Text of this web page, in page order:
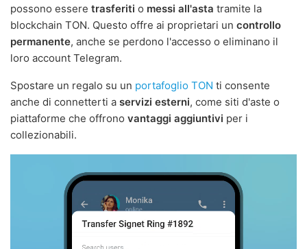
possono essere trasferiti o messi all'asta tramite la
blockchain TON. Questo offre ai proprietari un controllo
permanente, anche se perdono l'accesso o eliminano il
loro account Telegram.
Spostare un regalo su un portafoglio TON ti consente
anche di connetterti a servizi esterni, come siti d'aste o
piattaforme che offrono vantaggi aggiuntivi per i
collezionabili.